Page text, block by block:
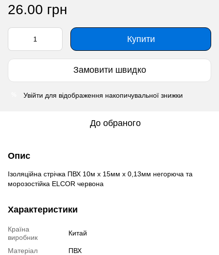
26.00 грн
Купити
Замовити швидко
Увійти для відображення накопичувальної знижки
До обраного
Опис
Ізоляційна стрічка ПВХ 10м х 15мм х 0,13мм негорюча та
морозостійка ELCOR червона
Характеристики
Країна
виробник
Китай
Матеріал
ПВХ